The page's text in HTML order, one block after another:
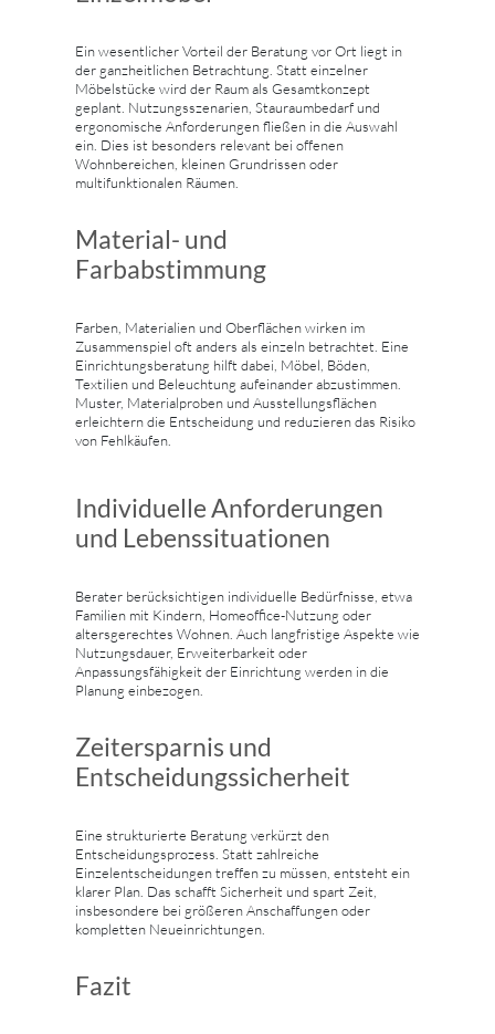
Ein wesentlicher Vorteil der Beratung vor Ort liegt in
der ganzheitlichen Betrachtung. Statt einzelner
Möbelstücke wird der Raum als Gesamtkonzept
geplant. Nutzungsszenarien, Stauraumbedarf und
ergonomische Anforderungen fließen in die Auswahl
ein. Dies ist besonders relevant bei offenen
Wohnbereichen, kleinen Grundrissen oder
multifunktionalen Räumen.
Material- und
Farbabstimmung
Farben, Materialien und Oberflächen wirken im
Zusammenspiel oft anders als einzeln betrachtet. Eine
Einrichtungsberatung hilft dabei, Möbel, Böden,
Textilien und Beleuchtung aufeinander abzustimmen.
Muster, Materialproben und Ausstellungsflächen
erleichtern die Entscheidung und reduzieren das Risiko
von Fehlkäufen.
Individuelle Anforderungen
und Lebenssituationen
Berater berücksichtigen individuelle Bedürfnisse, etwa
Familien mit Kindern, Homeoffice-Nutzung oder
altersgerechtes Wohnen. Auch langfristige Aspekte wie
Nutzungsdauer, Erweiterbarkeit oder
Anpassungsfähigkeit der Einrichtung werden in die
Planung einbezogen.
Zeitersparnis und
Entscheidungssicherheit
Eine strukturierte Beratung verkürzt den
Entscheidungsprozess. Statt zahlreiche
Einzelentscheidungen treffen zu müssen, entsteht ein
klarer Plan. Das schafft Sicherheit und spart Zeit,
insbesondere bei größeren Anschaffungen oder
kompletten Neueinrichtungen.
Fazit